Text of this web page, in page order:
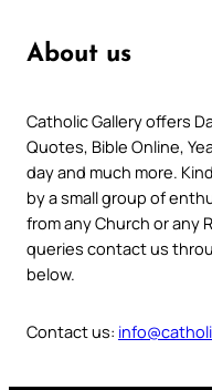
About us
Catholic Gallery offers
Quotes, Bible Online,
day and much more.
by a small group of
from any Church or any
queries contact us
below.
Contact us: